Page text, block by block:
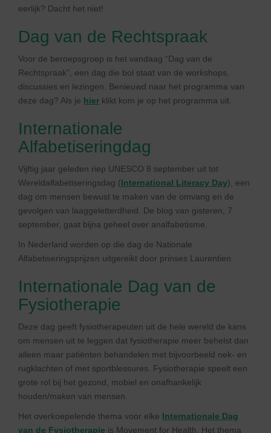
eerlijk? Dacht het niet!
Dag van de Rechtspraak
Voor de beroepsgroep is het vandaag “Dag van de
Rechtspraak”, een dag die bol staat van de workshops,
discussies en lezingen. Benieuwd naar het programma van
deze dag? Als je hier klikt kom je op het programma uit.
Internationale
Alfabetiseringdag
Vijftig jaar geleden riep UNESCO 8 september uit tot
Wereldalfabetiseringsdag (International Literacy Day), een
dag om mensen bewust te maken van de omvang en de
gevolgen van laaggeletterdheid. De blog van gisteren, 7
september, gaat bijna geheel over analfabetisme.
In Nederland worden op die dag de Nationale
Alfabetiseringsprijzen uitgereikt door prinses Laurentien.
Internationale Dag van de
Fysiotherapie
Deze dag geeft fysiotherapeuten uit de hele wereld de kans
om mensen uit te leggen dat fysiotherapie meer behelst dan
alleen maar patiënten behandelen met bijvoorbeeld nek- en
rugklachten of met sportblessures. Fysiotherapie speelt een
grote rol bij het gezond, mobiel en onafhankelijk
houden/maken van mensen.
Het overkoepelende thema voor elke Internationale Dag
van de Fysiotherapie is Movement for Health. Het thema